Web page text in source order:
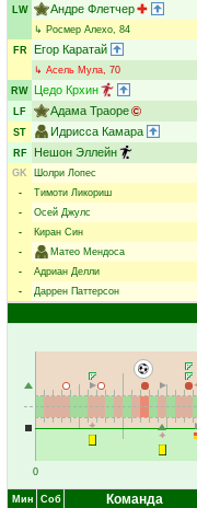
LW
Андре Флетчер
↳ Росмер Алехо, 84
FR
Егор Каратай
↳ Асель Мула, 70
RW Цедо Крхин
LF
Адама Траоре
ST
Идрисса Камара
RF
Нешон Эллейн
GK
Шолри Лопес
-
Тимоти Ликориш
-
Осей Джулс
-
Киран Син
-
Матео Мендоса
-
Адриан Делли
-
Даррен Паттерсон
0
Мин Соб Команда